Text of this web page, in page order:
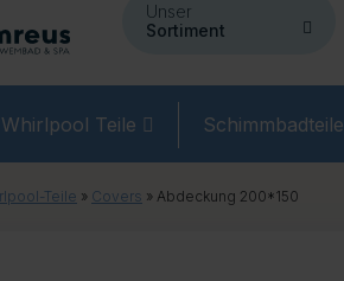
Unser
Sortiment
Whirlpool Teile Schimmbadteile
Teile » Covers » Abdeckung 200*150